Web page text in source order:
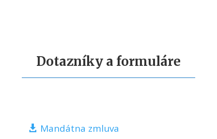
Dotazníky a formuláre
Mandátna zmluva